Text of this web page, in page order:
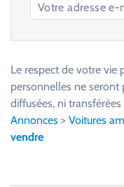
e
Le respect de votre vie
personnelles ne seront
diffusées, ni
Annonces > Voitures
vendre